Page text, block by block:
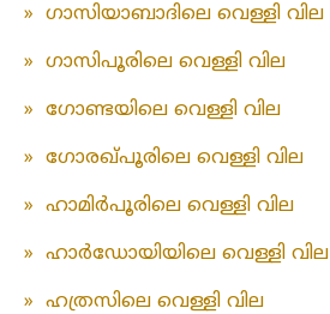
» ഗാസിയാബാദിലെ വെള്ളി വില
» ഗാസിപൂരിലെ വെള്ളി വില
» ഗോണ്ടയിലെ വെള്ളി വില
» ഗോരഖ്പൂരിലെ വെള്ളി വില
» ഹാമിർപൂരിലെ വെള്ളി വില
» ഹാർഡോയിയിലെ വെള്ളി വില
» ഹത്രസിലെ വെള്ളി വില